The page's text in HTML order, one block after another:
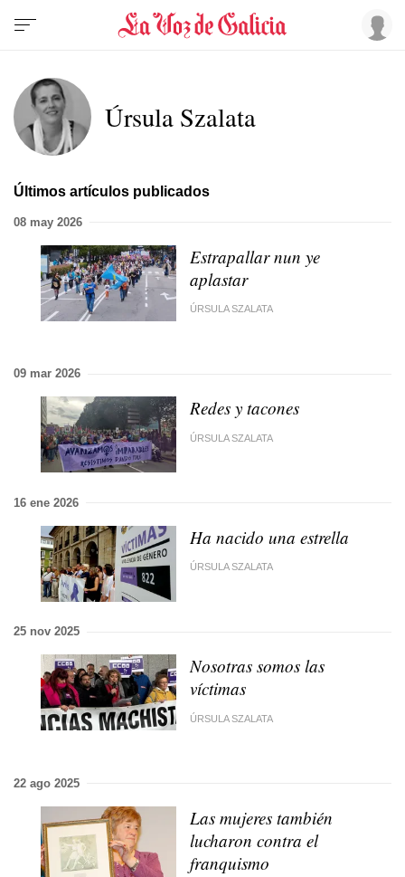
Úrsula Szalata
Últimos artículos publicados
08 may 2026
Estrapallar nun ye
aplastar
ÚRSULA SZALATA
09 mar 2026
Redes y tacones
ÚRSULA SZALATA
16 ene 2026
Ha nacido una estrella
ÚRSULA SZALATA
25 nov 2025
Nosotras somos las
víctimas
ÚRSULA SZALATA
22 ago 2025
Las mujeres también
lucharon contra el
franquismo